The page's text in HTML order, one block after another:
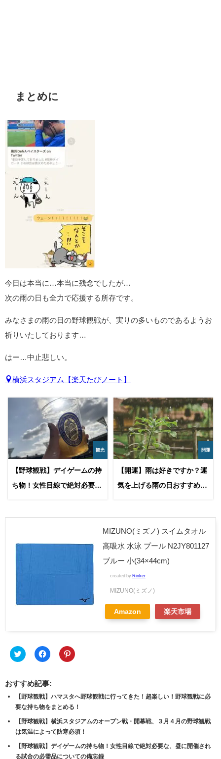
まとめに
今日は本当に…本当に残念でしたが…
次の雨の日も全力で応援する所存です。
みなさまの雨の日の野球観戦が、実りの多いものであるようお
祈りいたしております…
はー…中止悲しい。
横浜スタジアム【楽天たびノート】
観光
【野球観戦】デイゲームの持
ち物！女性目線で絶対必要
開運
【開運】雨は好きですか？運
気を上げる雨の日おすすめの
MIZUNO(ミズノ) スイムタオル
高吸水 水泳 プール N2JY801127
ブルー 小(34×44cm)
created by Rinker
MIZUNO(ミズノ)
Amazon 楽天市場
ク
リ
し
て
Twitter
で
共
有
(新
し
い
ウ
ィ
ン
ド
Facebook
で
す
る
に
は
ク
リ
ッ
ク
し
て
く
だ
さ
ク
リ
Pinterest
で
共
有
(新
し
い
ウ
ィ
ン
ド
おすすめ記事:
【野球観戦】ハマスタへ野球観戦に行ってきた！超楽しい！野球観戦に必
要な持ち物をまとめる！
【野球観戦】横浜スタジアムのオープン戦・開幕戦、３月４月の野球観戦
は気温によって防寒必須！
【野球観戦】デイゲームの持ち物！女性目線で絶対必要な、昼に開催され
る試合の必需品についての備忘録